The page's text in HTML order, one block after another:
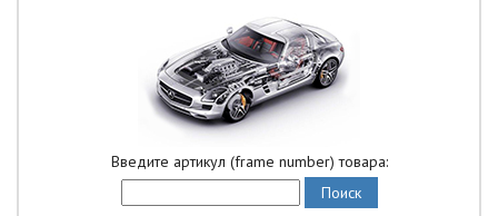
Введите артикул (frame number) товара: